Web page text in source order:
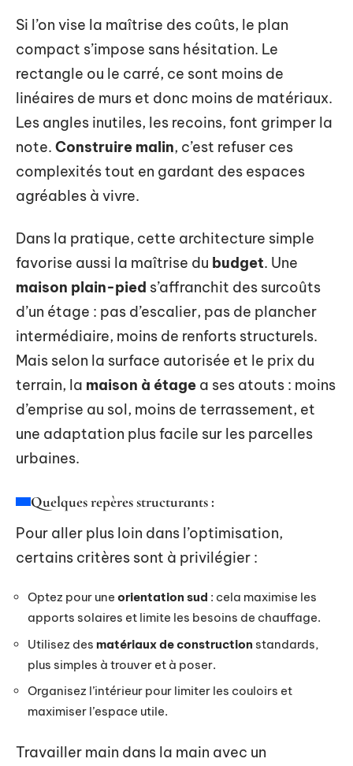
Si l’on vise la maîtrise des coûts, le plan
compact s’impose sans hésitation. Le
rectangle ou le carré, ce sont moins de
linéaires de murs et donc moins de matériaux.
Les angles inutiles, les recoins, font grimper la
note. Construire malin, c’est refuser ces
complexités tout en gardant des espaces
agréables à vivre.
Dans la pratique, cette architecture simple
favorise aussi la maîtrise du budget. Une
maison plain-pied s’affranchit des surcoûts
d’un étage : pas d’escalier, pas de plancher
intermédiaire, moins de renforts structurels.
Mais selon la surface autorisée et le prix du
terrain, la maison à étage a ses atouts : moins
d’emprise au sol, moins de terrassement, et
une adaptation plus facile sur les parcelles
urbaines.
Quelques repères structurants :
Pour aller plus loin dans l’optimisation,
certains critères sont à privilégier :
Optez pour une orientation sud : cela maximise les
apports solaires et limite les besoins de chauffage.
Utilisez des matériaux de construction standards,
plus simples à trouver et à poser.
Organisez l’intérieur pour limiter les couloirs et
maximiser l’espace utile.
Travailler main dans la main avec un